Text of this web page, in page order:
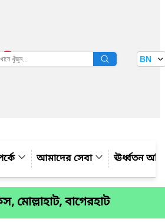
তথ্য বাতায়ন BN
আমাদের সেবা ঊর্ধ্বতন
বাগেরহাট